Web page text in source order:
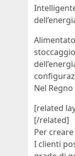
Nel
[related
[/related]
Per
I clienti